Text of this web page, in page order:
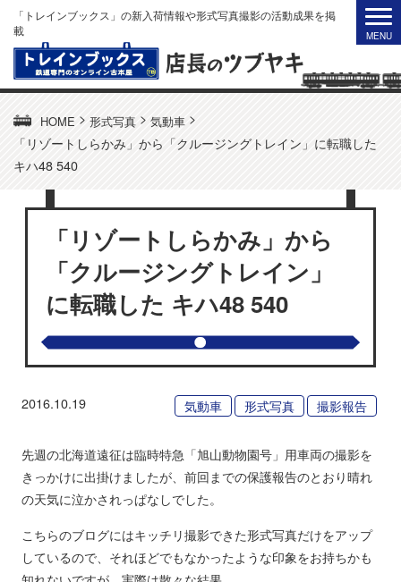
「トレインブックス」の新入荷情報や形式写真撮影の活動成果を掲
載
HOME > 形式写真 > 気動車 >
「リゾートしらかみ」から「クルージングトレイン」に転職した
キハ48 540
「リゾートしらかみ」から
「クルージングトレイン」
に転職した キハ48 540
2016.10.19 気動車 形式写真 撮影報告
先週の北海道遠征は臨時特急「旭山動物園号」用車両の撮影を
きっかけに出掛けましたが、前回までの保護報告のとおり晴れ
の天気に泣かされっぱなしでした。
こちらのブログにはキッチリ撮影できた形式写真だけをアップ
しているので、それほどでもなかったような印象をお持ちかも